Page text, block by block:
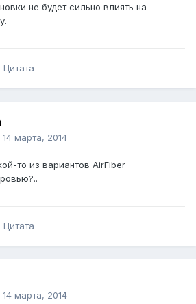
не будет сильно влиять на
Цитата
14 марта, 2014
то из вариантов AirFiber
Цитата
14 марта, 2014